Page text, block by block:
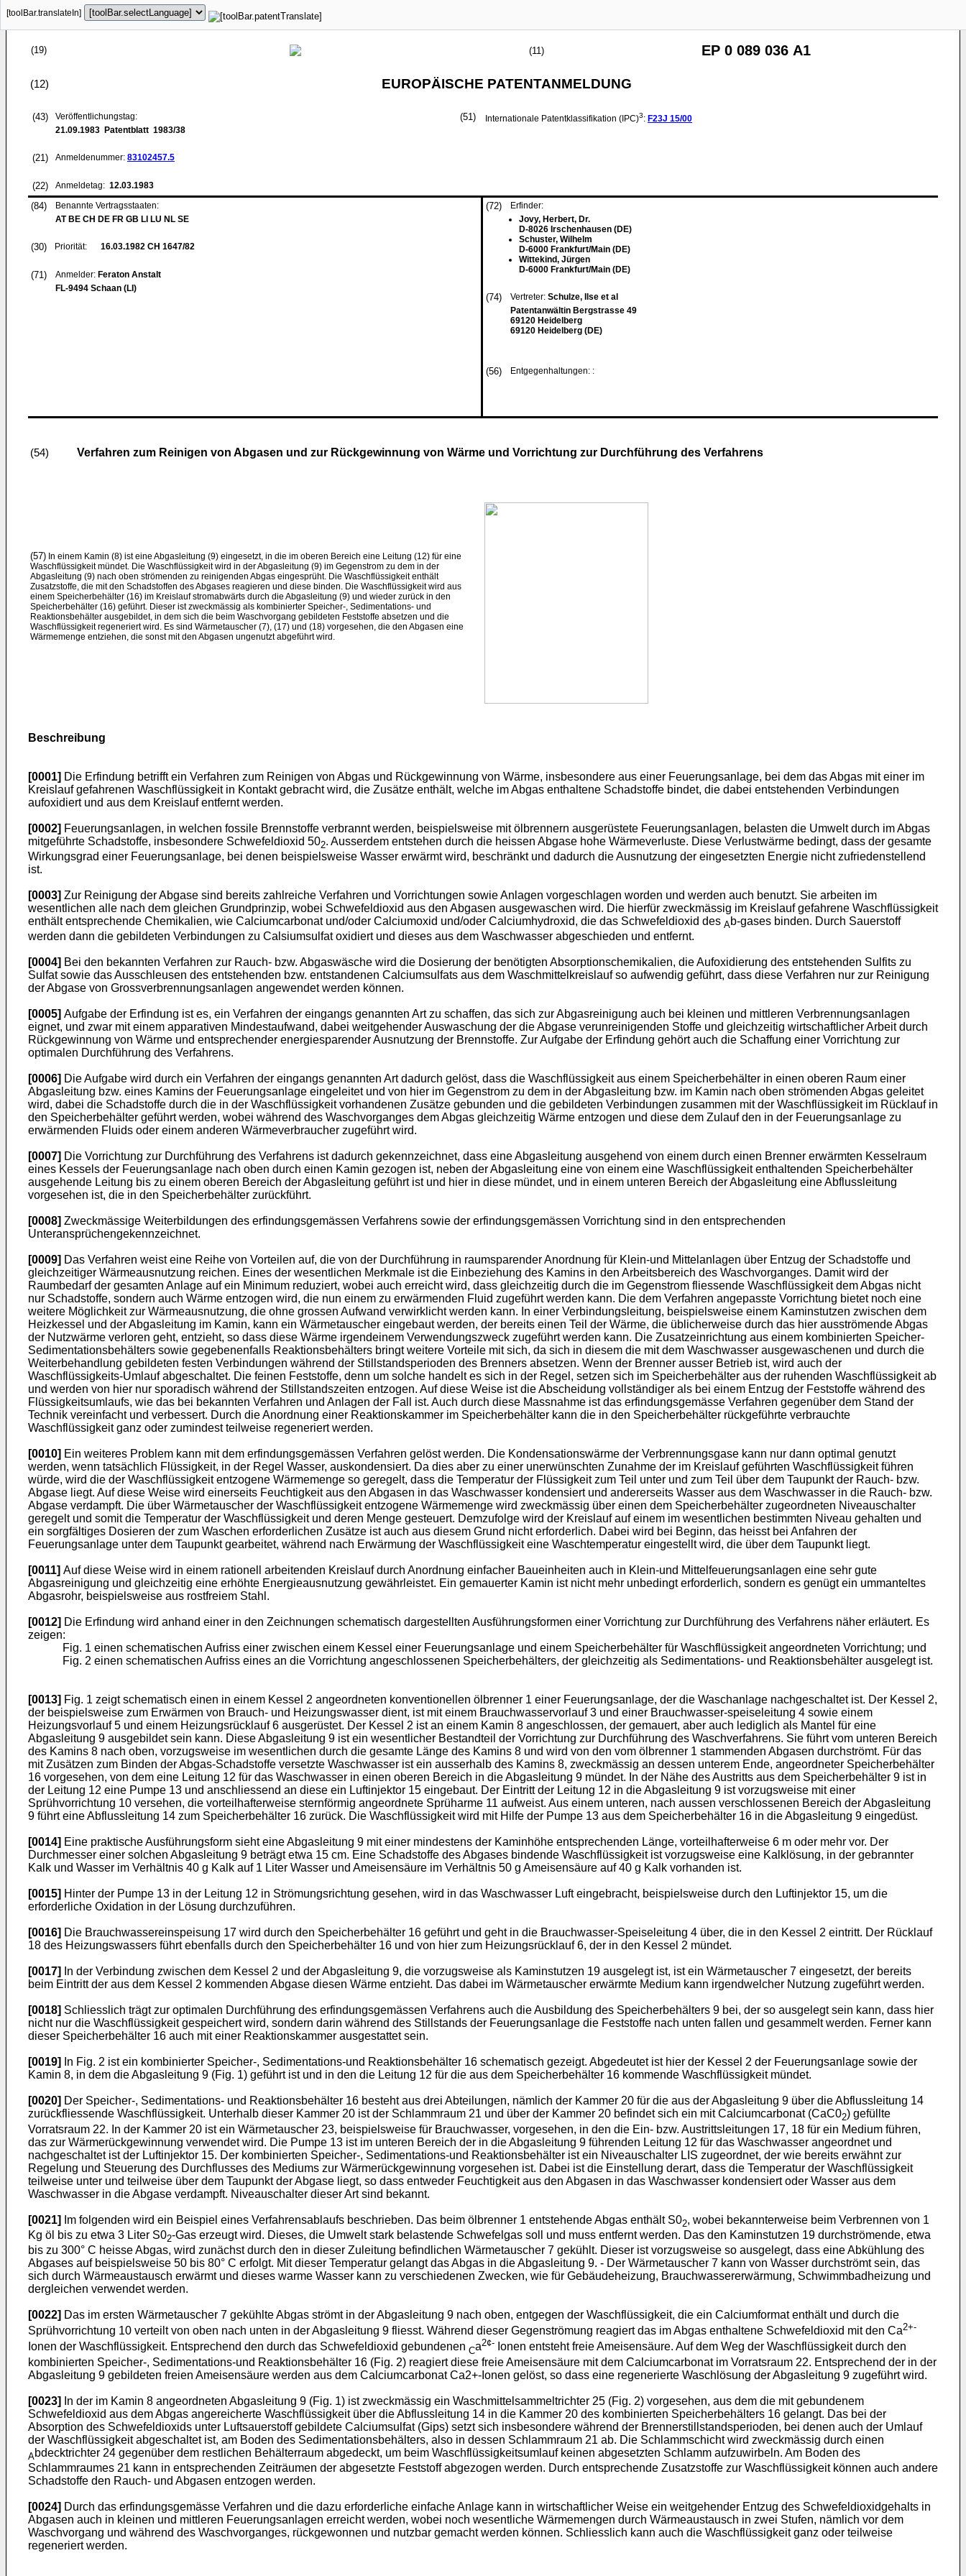
[toolBar.translateIn]
(19) (11) EP 0 089 036 A1
(12) EUROPÄISCHE PATENTANMELDUNG
(43)
Veröffentlichungstag:
21.09.1983 Patentblatt 1983/38
(21) Anmeldenummer: 83102457.5
(22) Anmeldetag: 12.03.1983
(51) Internationale Patentklassifikation (IPC)3: F23J 15/00
(84)
Benannte Vertragsstaaten:
AT BE CH DE FR GB LI LU NL SE
(30) Priorität: 16.03.1982 CH 1647/82
(71) Anmelder: Feraton Anstalt
FL-9494 Schaan (LI)
(72)
Erfinder:
Jovy, Herbert, Dr.
D-8026 Irschenhausen (DE)
Schuster, Wilhelm
D-6000 Frankfurt/Main (DE)
Wittekind, Jürgen
D-6000 Frankfurt/Main (DE)
(74) Vertreter: Schulze, Ilse et al
Patentanwältin Bergstrasse 49
69120 Heidelberg
69120 Heidelberg (DE)
(56) Entgegenhaltungen: :
(54) Verfahren zum Reinigen von Abgasen und zur Rückgewinnung von Wärme und Vorrichtung zur Durchführung des Verfahrens
(57) In einem Kamin (8) ist eine Abgasleitung (9) eingesetzt, in die im oberen Bereich eine Leitung (12) für eine
Waschflüssigkeit mündet. Die Waschflüssigkeit wird in der Abgasleitung (9) im Gegenstrom zu dem in der
Abgasleitung (9) nach oben strömenden zu reinigenden Abgas eingesprüht. Die Waschflüssigkeit enthält
Zusatzstoffe, die mit den Schadstoffen des Abgases reagieren und diese binden. Die Waschflüssigkeit wird aus
einem Speicherbehälter (16) im Kreislauf stromabwärts durch die Abgasleitung (9) und wieder zurück in den
Speicherbehälter (16) geführt. Dieser ist zweckmässig als kombinierter Speicher-, Sedimentations- und
Reaktionsbehälter ausgebildet, in dem sich die beim Waschvorgang gebildeten Feststoffe absetzen und die
Waschflüssigkeit regeneriert wird. Es sind Wärmetauscher (7), (17) und (18) vorgesehen, die den Abgasen eine
Wärmemenge entziehen, die sonst mit den Abgasen ungenutzt abgeführt wird.
Beschreibung
[0001] Die Erfindung betrifft ein Verfahren zum Reinigen von Abgas und Rückgewinnung von Wärme, insbesondere aus einer Feuerungsanlage, bei dem das Abgas mit einer im
Kreislauf gefahrenen Waschflüssigkeit in Kontakt gebracht wird, die Zusätze enthält, welche im Abgas enthaltene Schadstoffe bindet, die dabei entstehenden Verbindungen
aufoxidiert und aus dem Kreislauf entfernt werden.
[0002] Feuerungsanlagen, in welchen fossile Brennstoffe verbrannt werden, beispielsweise mit ölbrennern ausgerüstete Feuerungsanlagen, belasten die Umwelt durch im Abgas
mitgeführte Schadstoffe, insbesondere Schwefeldioxid 502. Ausserdem entstehen durch die heissen Abgase hohe Wärmeverluste. Diese Verlustwärme bedingt, dass der gesamte
Wirkungsgrad einer Feuerungsanlage, bei denen beispielsweise Wasser erwärmt wird, beschränkt und dadurch die Ausnutzung der eingesetzten Energie nicht zufriedenstellend
ist.
[0003] Zur Reinigung der Abgase sind bereits zahlreiche Verfahren und Vorrichtungen sowie Anlagen vorgeschlagen worden und werden auch benutzt. Sie arbeiten im
wesentlichen alle nach dem gleichen Grundprinzip, wobei Schwefeldioxid aus den Abgasen ausgewaschen wird. Die hierfür zweckmässig im Kreislauf gefahrene Waschflüssigkeit
enthält entsprechende Chemikalien, wie Calciumcarbonat und/oder Calciumoxid und/oder Calciumhydroxid, die das Schwefeldioxid des Ab-gases binden. Durch Sauerstoff
werden dann die gebildeten Verbindungen zu Calsiumsulfat oxidiert und dieses aus dem Waschwasser abgeschieden und entfernt.
[0004] Bei den bekannten Verfahren zur Rauch- bzw. Abgaswäsche wird die Dosierung der benötigten Absorptionschemikalien, die Aufoxidierung des entstehenden Sulfits zu
Sulfat sowie das Ausschleusen des entstehenden bzw. entstandenen Calciumsulfats aus dem Waschmittelkreislauf so aufwendig geführt, dass diese Verfahren nur zur Reinigung
der Abgase von Grossverbrennungsanlagen angewendet werden können.
[0005] Aufgabe der Erfindung ist es, ein Verfahren der eingangs genannten Art zu schaffen, das sich zur Abgasreinigung auch bei kleinen und mittleren Verbrennungsanlagen
eignet, und zwar mit einem apparativen Mindestaufwand, dabei weitgehender Auswaschung der die Abgase verunreinigenden Stoffe und gleichzeitig wirtschaftlicher Arbeit durch
Rückgewinnung von Wärme und entsprechender energiesparender Ausnutzung der Brennstoffe. Zur Aufgabe der Erfindung gehört auch die Schaffung einer Vorrichtung zur
optimalen Durchführung des Verfahrens.
[0006] Die Aufgabe wird durch ein Verfahren der eingangs genannten Art dadurch gelöst, dass die Waschflüssigkeit aus einem Speicherbehälter in einen oberen Raum einer
Abgasleitung bzw. eines Kamins der Feuerungsanlage eingeleitet und von hier im Gegenstrom zu dem in der Abgasleitung bzw. im Kamin nach oben strömenden Abgas geleitet
wird, dabei die Schadstoffe durch die in der Waschflüssigkeit vorhandenen Zusätze gebunden und die gebildeten Verbindungen zusammen mit der Waschflüssigkeit im Rücklauf in
den Speicherbehälter geführt werden, wobei während des Waschvorganges dem Abgas gleichzeitig Wärme entzogen und diese dem Zulauf den in der Feuerungsanlage zu
erwärmenden Fluids oder einem anderen Wärmeverbraucher zugeführt wird.
[0007] Die Vorrichtung zur Durchführung des Verfahrens ist dadurch gekennzeichnet, dass eine Abgasleitung ausgehend von einem durch einen Brenner erwärmten Kesselraum
eines Kessels der Feuerungsanlage nach oben durch einen Kamin gezogen ist, neben der Abgasleitung eine von einem eine Waschflüssigkeit enthaltenden Speicherbehälter
ausgehende Leitung bis zu einem oberen Bereich der Abgasleitung geführt ist und hier in diese mündet, und in einem unteren Bereich der Abgasleitung eine Abflussleitung
vorgesehen ist, die in den Speicherbehälter zurückführt.
[0008] Zweckmässige Weiterbildungen des erfindungsgemässen Verfahrens sowie der erfindungsgemässen Vorrichtung sind in den entsprechenden
Unteransprüchengekennzeichnet.
[0009] Das Verfahren weist eine Reihe von Vorteilen auf, die von der Durchführung in raumsparender Anordnung für Klein-und Mittelanlagen über Entzug der Schadstoffe und
gleichzeitiger Wärmeausnutzung reichen. Eines der wesentlichen Merkmale ist die Einbeziehung des Kamins in den Arbeitsbereich des Waschvorganges. Damit wird der
Raumbedarf der gesamten Anlage auf ein Minimum reduziert, wobei auch erreicht wird, dass gleichzeitig durch die im Gegenstrom fliessende Waschflüssigkeit dem Abgas nicht
nur Schadstoffe, sondern auch Wärme entzogen wird, die nun einem zu erwärmenden Fluid zugeführt werden kann. Die dem Verfahren angepasste Vorrichtung bietet noch eine
weitere Möglichkeit zur Wärmeausnutzung, die ohne grossen Aufwand verwirklicht werden kann. In einer Verbindungsleitung, beispielsweise einem Kaminstutzen zwischen dem
Heizkessel und der Abgasleitung im Kamin, kann ein Wärmetauscher eingebaut werden, der bereits einen Teil der Wärme, die üblicherweise durch das hier ausströmende Abgas
der Nutzwärme verloren geht, entzieht, so dass diese Wärme irgendeinem Verwendungszweck zugeführt werden kann. Die Zusatzeinrichtung aus einem kombinierten Speicher-
Sedimentationsbehälters sowie gegebenenfalls Reaktionsbehälters bringt weitere Vorteile mit sich, da sich in diesem die mit dem Waschwasser ausgewaschenen und durch die
Weiterbehandlung gebildeten festen Verbindungen während der Stillstandsperioden des Brenners absetzen. Wenn der Brenner ausser Betrieb ist, wird auch der
Waschflüssigkeits-Umlauf abgeschaltet. Die feinen Feststoffe, denn um solche handelt es sich in der Regel, setzen sich im Speicherbehälter aus der ruhenden Waschflüssigkeit ab
und werden von hier nur sporadisch während der Stillstandszeiten entzogen. Auf diese Weise ist die Abscheidung vollständiger als bei einem Entzug der Feststoffe während des
Flüssigkeitsumlaufs, wie das bei bekannten Verfahren und Anlagen der Fall ist. Auch durch diese Massnahme ist das erfindungsgemässe Verfahren gegenüber dem Stand der
Technik vereinfacht und verbessert. Durch die Anordnung einer Reaktionskammer im Speicherbehälter kann die in den Speicherbehälter rückgeführte verbrauchte
Waschflüssigkeit ganz oder zumindest teilweise regeneriert werden.
[0010] Ein weiteres Problem kann mit dem erfindungsgemässen Verfahren gelöst werden. Die Kondensationswärme der Verbrennungsgase kann nur dann optimal genutzt
werden, wenn tatsächlich Flüssigkeit, in der Regel Wasser, auskondensiert. Da dies aber zu einer unerwünschten Zunahme der im Kreislauf geführten Waschflüssigkeit führen
würde, wird die der Waschflüssigkeit entzogene Wärmemenge so geregelt, dass die Temperatur der Flüssigkeit zum Teil unter und zum Teil über dem Taupunkt der Rauch- bzw.
Abgase liegt. Auf diese Weise wird einerseits Feuchtigkeit aus den Abgasen in das Waschwasser kondensiert und andererseits Wasser aus dem Waschwasser in die Rauch- bzw.
Abgase verdampft. Die über Wärmetauscher der Waschflüssigkeit entzogene Wärmemenge wird zweckmässig über einen dem Speicherbehälter zugeordneten Niveauschalter
geregelt und somit die Temperatur der Waschflüssigkeit und deren Menge gesteuert. Demzufolge wird der Kreislauf auf einem im wesentlichen bestimmten Niveau gehalten und
ein sorgfältiges Dosieren der zum Waschen erforderlichen Zusätze ist auch aus diesem Grund nicht erforderlich. Dabei wird bei Beginn, das heisst bei Anfahren der
Feuerungsanlage unter dem Taupunkt gearbeitet, während nach Erwärmung der Waschflüssigkeit eine Waschtemperatur eingestellt wird, die über dem Taupunkt liegt.
[0011] Auf diese Weise wird in einem rationell arbeitenden Kreislauf durch Anordnung einfacher Baueinheiten auch in Klein-und Mittelfeuerungsanlagen eine sehr gute
Abgasreinigung und gleichzeitig eine erhöhte Energieausnutzung gewährleistet. Ein gemauerter Kamin ist nicht mehr unbedingt erforderlich, sondern es genügt ein ummanteltes
Abgasrohr, beispielsweise aus rostfreiem Stahl.
[0012] Die Erfindung wird anhand einer in den Zeichnungen schematisch dargestellten Ausführungsformen einer Vorrichtung zur Durchführung des Verfahrens näher erläutert. Es
zeigen:
Fig. 1 einen schematischen Aufriss einer zwischen einem Kessel einer Feuerungsanlage und einem Speicherbehälter für Waschflüssigkeit angeordneten Vorrichtung; und
Fig. 2 einen schematischen Aufriss eines an die Vorrichtung angeschlossenen Speicherbehälters, der gleichzeitig als Sedimentations- und Reaktionsbehälter ausgelegt ist.
[0013] Fig. 1 zeigt schematisch einen in einem Kessel 2 angeordneten konventionellen ölbrenner 1 einer Feuerungsanlage, der die Waschanlage nachgeschaltet ist. Der Kessel 2,
der beispielsweise zum Erwärmen von Brauch- und Heizungswasser dient, ist mit einem Brauchwasservorlauf 3 und einer Brauchwasser-speiseleitung 4 sowie einem
Heizungsvorlauf 5 und einem Heizungsrücklauf 6 ausgerüstet. Der Kessel 2 ist an einem Kamin 8 angeschlossen, der gemauert, aber auch lediglich als Mantel für eine
Abgasleitung 9 ausgebildet sein kann. Diese Abgasleitung 9 ist ein wesentlicher Bestandteil der Vorrichtung zur Durchführung des Waschverfahrens. Sie führt vom unteren Bereich
des Kamins 8 nach oben, vorzugsweise im wesentlichen durch die gesamte Länge des Kamins 8 und wird von den vom ölbrenner 1 stammenden Abgasen durchströmt. Für das
mit Zusätzen zum Binden der Abgas-Schadstoffe versetzte Waschwasser ist ein ausserhalb des Kamins 8, zweckmässig an dessen unterem Ende, angeordneter Speicherbehälter
16 vorgesehen, von dem eine Leitung 12 für das Waschwasser in einen oberen Bereich in die Abgasleitung 9 mündet. In der Nähe des Austritts aus dem Speicherbehälter 9 ist in
der Leitung 12 eine Pumpe 13 und anschliessend an diese ein Luftinjektor 15 eingebaut. Der Eintritt der Leitung 12 in die Abgasleitung 9 ist vorzugsweise mit einer
Sprühvorrichtung 10 versehen, die vorteilhafterweise sternförmig angeordnete Sprüharme 11 aufweist. Aus einem unteren, nach aussen verschlossenen Bereich der Abgasleitung
9 führt eine Abflussleitung 14 zum Speicherbehälter 16 zurück. Die Waschflüssigkeit wird mit Hilfe der Pumpe 13 aus dem Speicherbehälter 16 in die Abgasleitung 9 eingedüst.
[0014] Eine praktische Ausführungsform sieht eine Abgasleitung 9 mit einer mindestens der Kaminhöhe entsprechenden Länge, vorteilhafterweise 6 m oder mehr vor. Der
Durchmesser einer solchen Abgasleitung 9 beträgt etwa 15 cm. Eine Schadstoffe des Abgases bindende Waschflüssigkeit ist vorzugsweise eine Kalklösung, in der gebrannter
Kalk und Wasser im Verhältnis 40 g Kalk auf 1 Liter Wasser und Ameisensäure im Verhältnis 50 g Ameisensäure auf 40 g Kalk vorhanden ist.
[0015] Hinter der Pumpe 13 in der Leitung 12 in Strömungsrichtung gesehen, wird in das Waschwasser Luft eingebracht, beispielsweise durch den Luftinjektor 15, um die
erforderliche Oxidation in der Lösung durchzuführen.
[0016] Die Brauchwassereinspeisung 17 wird durch den Speicherbehälter 16 geführt und geht in die Brauchwasser-Speiseleitung 4 über, die in den Kessel 2 eintritt. Der Rücklauf
18 des Heizungswassers führt ebenfalls durch den Speicherbehälter 16 und von hier zum Heizungsrücklauf 6, der in den Kessel 2 mündet.
[0017]
In der Verbindung zwischen dem Kessel 2 und der Abgasleitung 9, die vorzugsweise als Kaminstutzen 19 ausgelegt ist, ist ein Wärmetauscher 7 eingesetzt, der bereits
beim Eintritt der aus dem Kessel 2 kommenden Abgase diesen Wärme entzieht. Das dabei im Wärmetauscher erwärmte Medium kann irgendwelcher Nutzung zugeführt werden.
[0018] Schliesslich trägt zur optimalen Durchführung des erfindungsgemässen Verfahrens auch die Ausbildung des Speicherbehälters 9 bei, der so ausgelegt sein kann, dass hier
nicht nur die Waschflüssigkeit gespeichert wird, sondern darin während des Stillstands der Feuerungsanlage die Feststoffe nach unten fallen und gesammelt werden. Ferner kann
dieser Speicherbehälter 16 auch mit einer Reaktionskammer ausgestattet sein.
[0019]
In Fig. 2 ist ein kombinierter Speicher-, Sedimentations-und Reaktionsbehälter 16 schematisch gezeigt. Abgedeutet ist hier der Kessel 2 der Feuerungsanlage sowie der
Kamin 8, in dem die Abgasleitung 9 (Fig. 1) geführt ist und in den die Leitung 12 für die aus dem Speicherbehälter 16 kommende Waschflüssigkeit mündet.
[0020] Der Speicher-, Sedimentations- und Reaktionsbehälter 16 besteht aus drei Abteilungen, nämlich der Kammer 20 für die aus der Abgasleitung 9 über die Abflussleitung 14
zurückfliessende Waschflüssigkeit. Unterhalb dieser Kammer 20 ist der Schlammraum 21 und über der Kammer 20 befindet sich ein mit Calciumcarbonat (CaC02) gefüllte
Vorratsraum 22. In der Kammer 20 ist ein Wärmetauscher 23, beispielsweise für Brauchwasser, vorgesehen, in den die Ein- bzw. Austrittsleitungen 17, 18 für ein Medium führen,
das zur Wärmerückgewinnung verwendet wird. Die Pumpe 13 ist im unteren Bereich der in die Abgasleitung 9 führenden Leitung 12 für das Waschwasser angeordnet und
nachgeschaltet ist der Luftinjektor 15. Der kombinierten Speicher-, Sedimentations-und Reaktionsbehälter ist ein Niveauschalter LIS zugeordnet, der wie bereits erwähnt zur
Regelung und Steuerung des Durchflusses des Mediums zur Wärmerückgewinnung vorgesehen ist. Dabei ist die Einstellung derart, dass die Temperatur der Waschflüssigkeit
teilweise unter und teilweise über dem Taupunkt der Abgase liegt, so dass entweder Feuchtigkeit aus den Abgasen in das Waschwasser kondensiert oder Wasser aus dem
Waschwasser in die Abgase verdampft. Niveauschalter dieser Art sind bekannt.
[0021] Im folgenden wird ein Beispiel eines Verfahrensablaufs beschrieben. Das beim ölbrenner 1 entstehende Abgas enthält S02, wobei bekannterweise beim Verbrennen von 1
Kg öl bis zu etwa 3 Liter S02-Gas erzeugt wird. Dieses, die Umwelt stark belastende Schwefelgas soll und muss entfernt werden. Das den Kaminstutzen 19 durchströmende, etwa
bis zu 300° C heisse Abgas, wird zunächst durch den in dieser Zuleitung befindlichen Wärmetauscher 7 gekühlt. Dieser ist vorzugsweise so ausgelegt, dass eine Abkühlung des
Abgases auf beispielsweise 50 bis 80° C erfolgt. Mit dieser Temperatur gelangt das Abgas in die Abgasleitung 9. - Der Wärmetauscher 7 kann von Wasser durchströmt sein, das
sich durch Wärmeaustausch erwärmt und dieses warme Wasser kann zu verschiedenen Zwecken, wie für Gebäudeheizung, Brauchwassererwärmung, Schwimmbadheizung und
dergleichen verwendet werden.
[0022] Das im ersten Wärmetauscher 7 gekühlte Abgas strömt in der Abgasleitung 9 nach oben, entgegen der Waschflüssigkeit, die ein Calciumformat enthält und durch die
Sprühvorrichtung 10 verteilt von oben nach unten in der Abgasleitung 9 fliesst. Während dieser Gegenströmung reagiert das im Abgas enthaltene Schwefeldioxid mit den Ca2+-
Ionen der Waschflüssigkeit. Entsprechend den durch das Schwefeldioxid gebundenen Ca2¢- Ionen entsteht freie Ameisensäure. Auf dem Weg der Waschflüssigkeit durch den
kombinierten Speicher-, Sedimentations-und Reaktionsbehälter 16 (Fig. 2) reagiert diese freie Ameisensäure mit dem Calciumcarbonat im Vorratsraum 22. Entsprechend der in der
Abgasleitung 9 gebildeten freien Ameisensäure werden aus dem Calciumcarbonat Ca2+-Ionen gelöst, so dass eine regenerierte Waschlösung der Abgasleitung 9 zugeführt wird.
[0023]
In der im Kamin 8 angeordneten Abgasleitung 9 (Fig. 1) ist zweckmässig ein Waschmittelsammeltrichter 25 (Fig. 2) vorgesehen, aus dem die mit gebundenem
Schwefeldioxid aus dem Abgas angereicherte Waschflüssigkeit über die Abflussleitung 14 in die Kammer 20 des kombinierten Speicherbehälters 16 gelangt. Das bei der
Absorption des Schwefeldioxids unter Luftsauerstoff gebildete Calciumsulfat (Gips) setzt sich insbesondere während der Brennerstillstandsperioden, bei denen auch der Umlauf
der Waschflüssigkeit abgeschaltet ist, am Boden des Sedimentationsbehälters, also in dessen Schlammraum 21 ab. Die Schlammschicht wird zweckmässig durch einen
Abdecktrichter 24 gegenüber dem restlichen Behälterraum abgedeckt, um beim Waschflüssigkeitsumlauf keinen abgesetzten Schlamm aufzuwirbeln. Am Boden des
Schlammraumes 21 kann in entsprechenden Zeiträumen der abgesetzte Feststoff abgezogen werden. Durch entsprechende Zusatzstoffe zur Waschflüssigkeit können auch andere
Schadstoffe den Rauch- und Abgasen entzogen werden.
[0024] Durch das erfindungsgemässe Verfahren und die dazu erforderliche einfache Anlage kann in wirtschaftlicher Weise ein weitgehender Entzug des Schwefeldioxidgehalts in
Abgasen auch in kleinen und mittleren Feuerungsanlagen erreicht werden, wobei noch wesentliche Wärmemengen durch Wärmeaustausch in zwei Stufen, nämlich vor dem
Waschvorgang und während des Waschvorganges, rückgewonnen und nutzbar gemacht werden können. Schliesslich kann auch die Waschflüssigkeit ganz oder teilweise
regeneriert werden.